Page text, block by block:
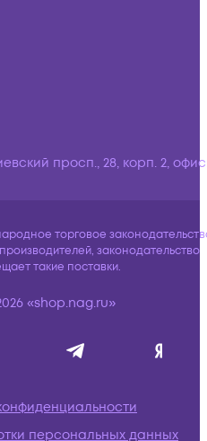
просп., 28, корп. 2,
торговое
законодательство
такие поставки.
«shop.nag.ru»
персональных данных